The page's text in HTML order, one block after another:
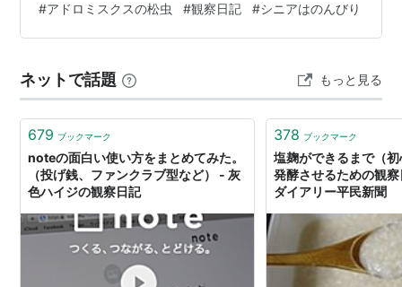
2026年7月22日撮影。 アドロミスクス属 松虫 撮影のた
めにちょっと出ただけなのに蚊に刺されましたぁ😢
zun22.hatenablog.com zun22.hatenablog.com ラン
キ…
#アドロミスクスの松虫 #観察日記 #シニアはのんびり
ネットで話題 もっと見る
679 ブックマーク
noteの面白い使い方をまとめてみた。
（投げ銭、ファンクラブ型など） - 灰
色ハイジの観察日記
378 ブックマーク
塩麹ができるまで（
発酵させるための観
ダイアリー平民新聞